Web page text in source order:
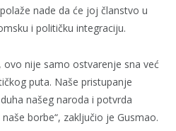
nade da će joj članstvo u
i političku integraciju.
nije samo ostvarenje sna već
puta. Naše pristupanje
našeg naroda i potvrda
borbe“, zaključio je Gusmao.